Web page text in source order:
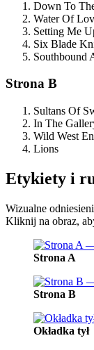
Down To
Water Of
Setting Me
Six Blade
Southbound
Strona B
Sultans Of
In The
Wild West
Lions
Etykiety i
Wizualne
Kliknij na obraz,
Strona A
Strona B
Okładka tył